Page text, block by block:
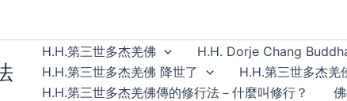
H.H.第三世多杰羌佛
H.H. Dorje Chang
H.H.第三世多杰羌佛 降世了
H.H.第三世多杰羌
H.H.第三世多杰羌佛傳的修行法－什麼叫修行？